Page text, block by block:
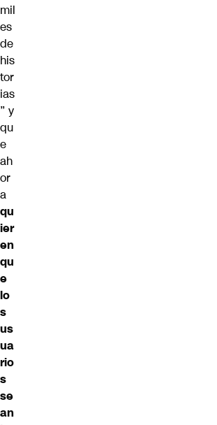
mil
es
de
his
tor
ias
” y
qu
e
ah
or
a
qu
ier
en
qu
e
lo
s
us
ua
rio
s
se
an